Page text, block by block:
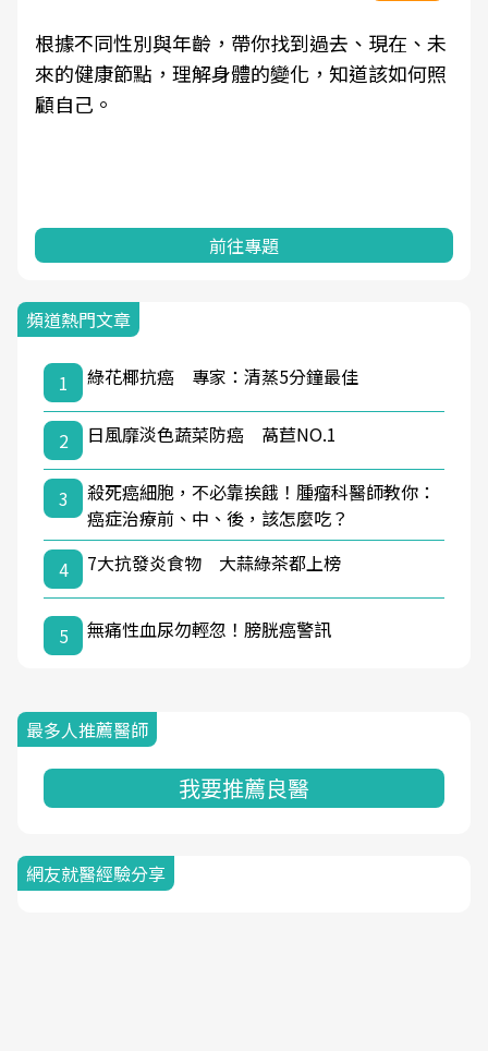
根據不同性別與年齡，帶你找到過去、現在、未
來的健康節點，理解身體的變化，知道該如何照
顧自己。
前往專題
頻道熱門文章
1 綠花椰抗癌 專家：清蒸5分鐘最佳
2 日風靡淡色蔬菜防癌 萵苣NO.1
3
殺死癌細胞，不必靠挨餓！腫瘤科醫師教你：
癌症治療前、中、後，該怎麼吃？
4
7大抗發炎食物 大蒜綠茶都上榜
5 無痛性血尿勿輕忽！膀胱癌警訊
最多人推薦醫師
我要推薦良醫
網友就醫經驗分享